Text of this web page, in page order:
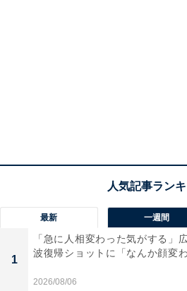
最新 一週間
1
「急に人相変わった気がする」
波復帰ショットに「なんか顔変
2026/08/06